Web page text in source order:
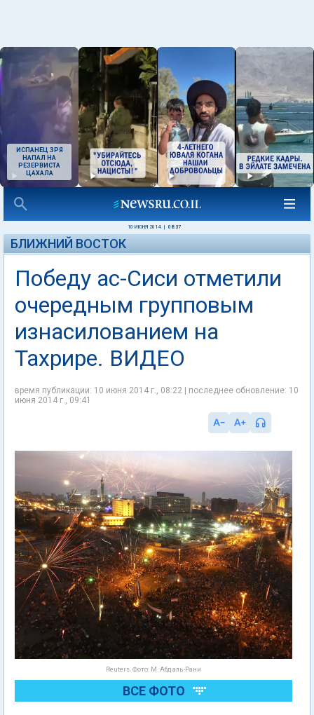
ИСПАНЕЦ ЗРЯ
НАПАЛ НА
РЕЗЕРВИСТА
ЦАХАЛА
10 ИЮНЯ 2014 08:37
БЛИЖНИЙ ВОСТОК
Победу ас-Сиси отметили
очередным групповым
изнасилованием на
Тахрире. ВИДЕО
время публикации: 10 июня 2014 г., 08:22 | последнее обновление: 10
июня 2014 г., 09:41
Reuters. Фото: М. Абд аль-Рани
ВСЕ ФОТО